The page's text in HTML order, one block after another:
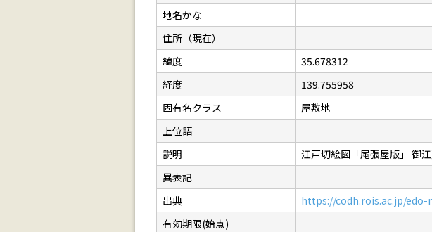
地名かな
住所（現在）
緯度
35.678312
経度
139.755958
固有名クラス
屋敷地
上位語
説明
江戸切絵図「尾張屋版」 御
異表記
出典
https://codh.rois.ac.jp/
有効期限(始点)